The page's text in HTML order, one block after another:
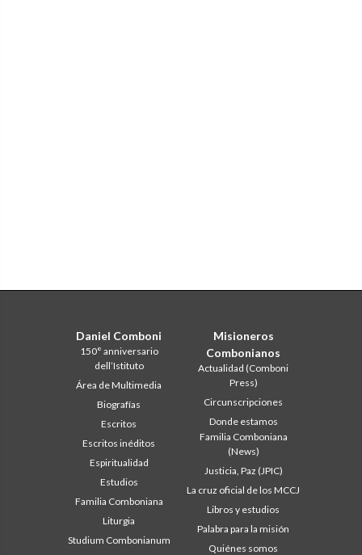
Daniel Comboni
150° anniversario
dell’Istituto
Área de Multimedia
Biografías
Escritos
Escritos inéditos
Espiritualidad
Estudios
Familia Comboniana
Liturgia
Studium Combonianum
Misioneros
Combonianos
Actualidad (Comboni
Press)
Circunscripciones
Donde estamos
Familia Comboniana
(News)
Justicia, Paz (JPIC)
La cruz oficial de los MCCJ
Libros y estudios
Palabra para la misión
Quiénes somos